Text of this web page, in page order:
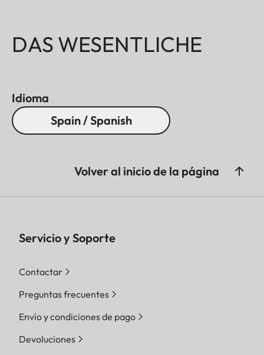
DAS WESENTLICHE
Idioma
Spain / Spanish
Volver al inicio de la página
Servicio y Soporte
Contactar
Preguntas frecuentes
Envío y condiciones de pago
Devoluciones